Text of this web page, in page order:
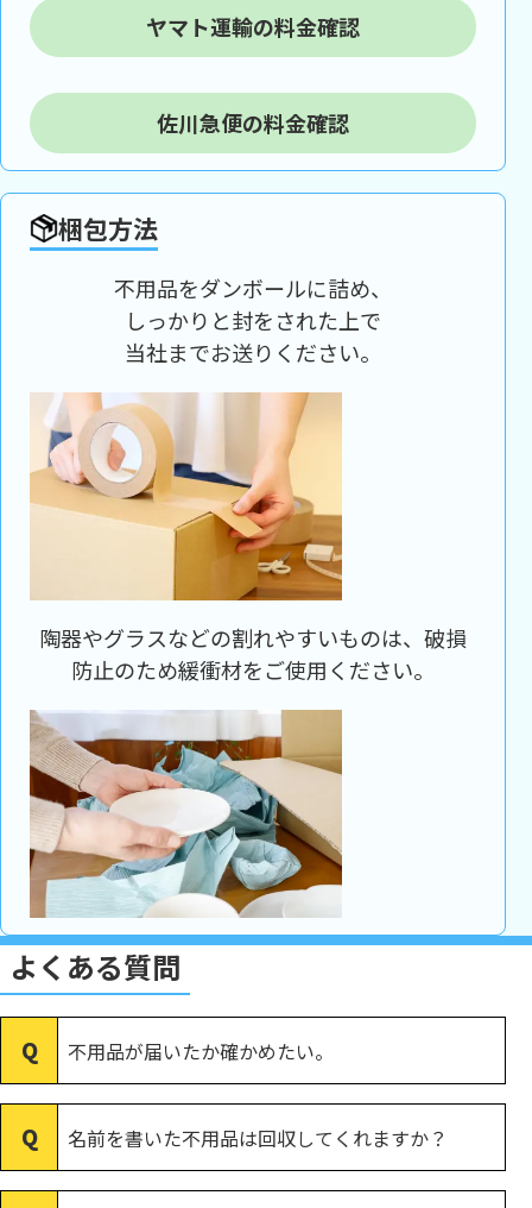
ヤマト運輸の料金確認
佐川急便の料金確認
梱包方法
不用品をダンボールに詰め、
しっかりと封をされた上で
当社までお送りください。
陶器やグラスなどの割れやすいものは、破損
防止のため緩衝材をご使用ください。
よくある質問
不用品が届いたか確かめたい。
名前を書いた不用品は回収してくれますか？